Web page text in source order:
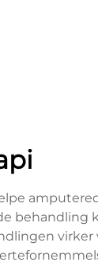
behandling